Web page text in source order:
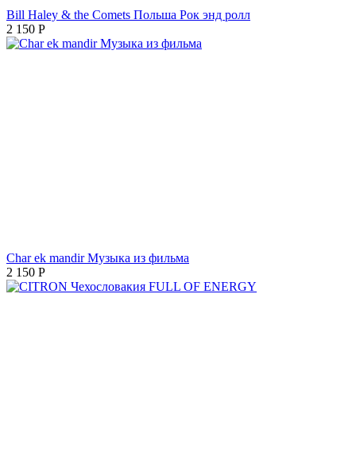
Bill Haley & the Comets Польша Рок энд ролл
2 150 Р
Char ek mandir Музыка из фильма
2 150 Р